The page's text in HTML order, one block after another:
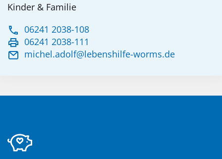
Kinder & Familie
06241 2038-108
06241 2038-111
michel.adolf@lebenshilfe-worms.de